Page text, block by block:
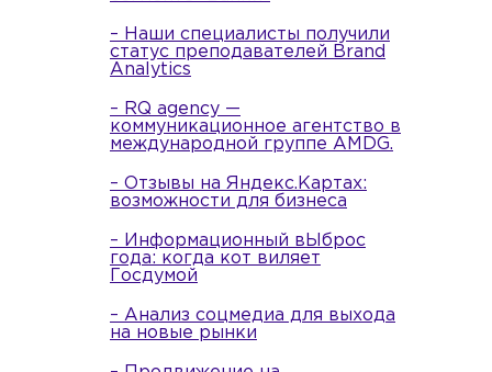
– Наши специалисты получили
статус преподавателей Brand
Analytics
– RQ agency —
коммуникационное агентство в
международной группе AMDG.
– Отзывы на Яндекс.Картах:
возможности для бизнеса
– Информационный вЫброс
года: когда кот виляет
Госдумой
– Анализ соцмедиа для выхода
на новые рынки